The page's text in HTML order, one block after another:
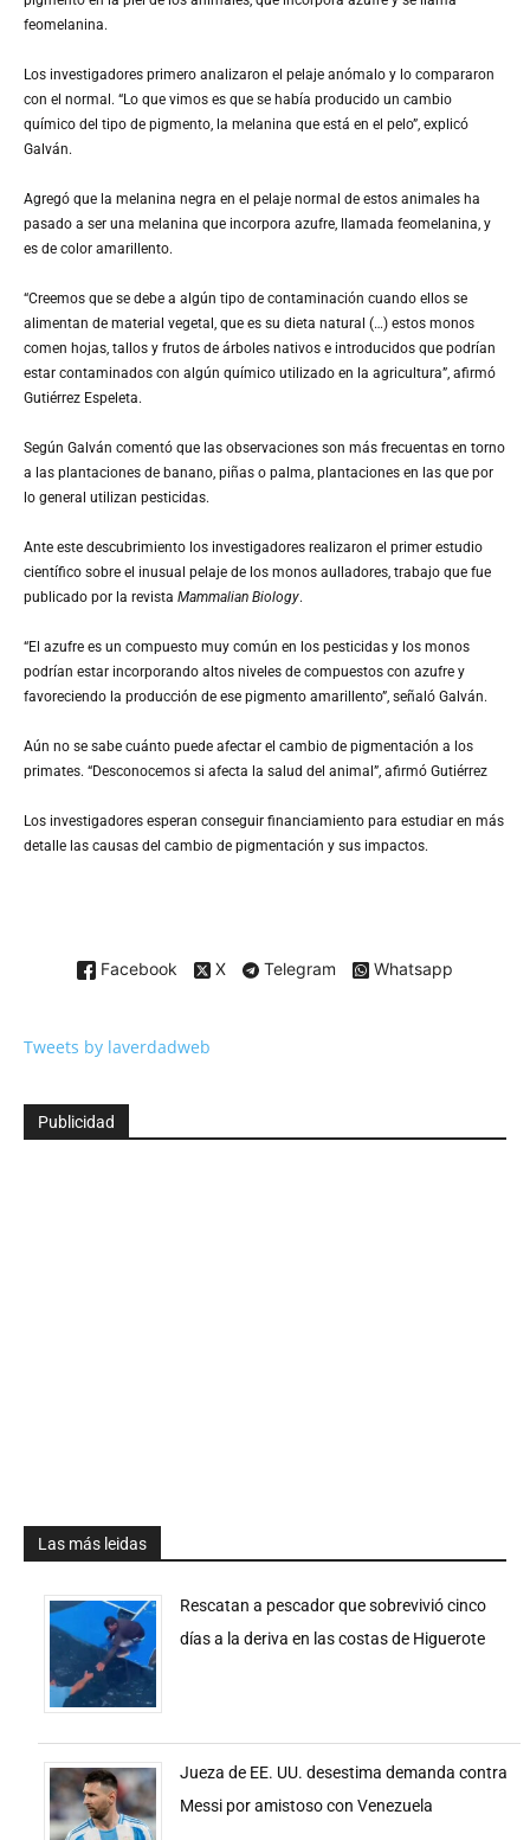
feomelanina.
Los investigadores primero analizaron el pelaje anómalo y lo compararon
con el normal. “Lo que vimos es que se había producido un cambio
químico del tipo de pigmento, la melanina que está en el pelo”, explicó
Galván.
Agregó que la melanina negra en el pelaje normal de estos animales ha
pasado a ser una melanina que incorpora azufre, llamada feomelanina, y
es de color amarillento.
“Creemos que se debe a algún tipo de contaminación cuando ellos se
alimentan de material vegetal, que es su dieta natural (…) estos monos
comen hojas, tallos y frutos de árboles nativos e introducidos que podrían
estar contaminados con algún químico utilizado en la agricultura”, afirmó
Gutiérrez Espeleta.
Según Galván comentó que las observaciones son más frecuentas en torno
a las plantaciones de banano, piñas o palma, plantaciones en las que por
lo general utilizan pesticidas.
Ante este descubrimiento los investigadores realizaron el primer estudio
científico sobre el inusual pelaje de los monos aulladores, trabajo que fue
publicado por la revista Mammalian Biology.
“El azufre es un compuesto muy común en los pesticidas y los monos
podrían estar incorporando altos niveles de compuestos con azufre y
favoreciendo la producción de ese pigmento amarillento”, señaló Galván.
Aún no se sabe cuánto puede afectar el cambio de pigmentación a los
primates. “Desconocemos si afecta la salud del animal”, afirmó Gutiérrez
Los investigadores esperan conseguir financiamiento para estudiar en más
detalle las causas del cambio de pigmentación y sus impactos.
Facebook X Telegram Whatsapp
Tweets by laverdadweb
Publicidad
Las más leidas
Rescatan a pescador que sobrevivió cinco
días a la deriva en las costas de Higuerote
Jueza de EE. UU. desestima demanda contra
Messi por amistoso con Venezuela